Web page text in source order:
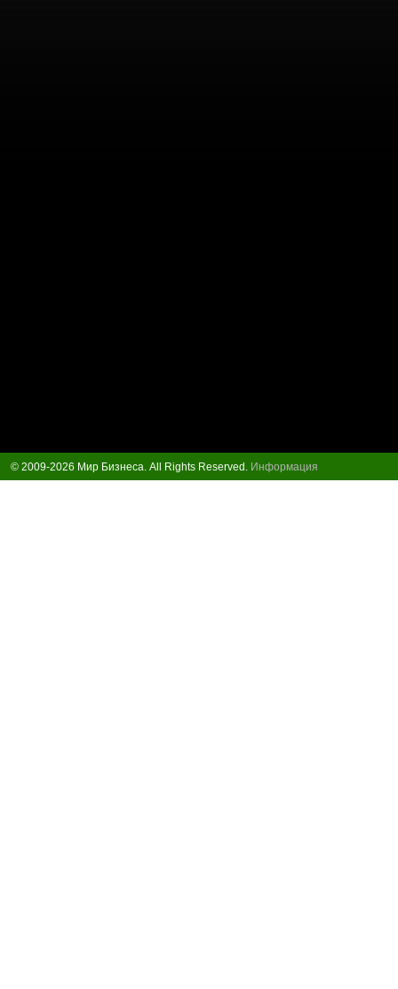
© 2009-2026 Мир Бизнеса. All Rights Reserved. Информация